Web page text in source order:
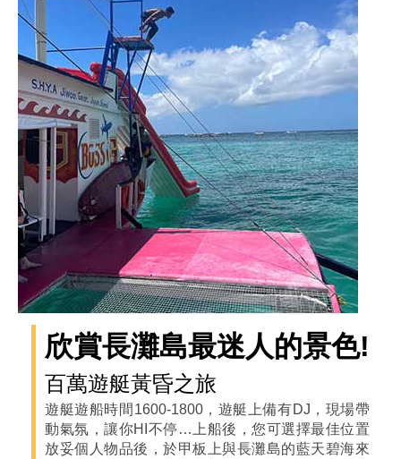
欣賞長灘島最迷人的景色!
百萬遊艇黃昏之旅
遊艇遊船時間1600-1800，遊艇上備有DJ，現場帶
動氣氛，讓你HI不停…上船後，您可選擇最佳位置
放妥個人物品後，於甲板上與長灘島的藍天碧海來